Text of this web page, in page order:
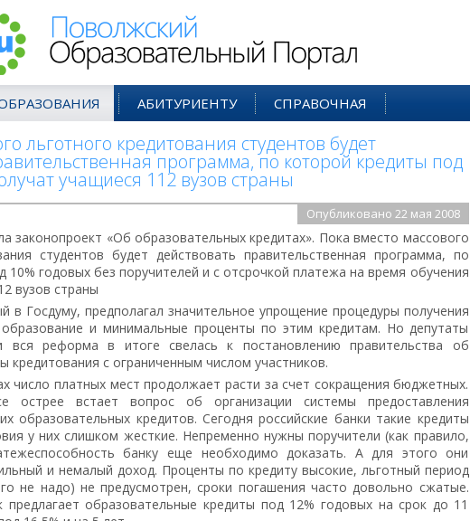
АБИТУРИЕНТУ СПРАВОЧНАЯ
льготного кредитования студентов будет
программа, по которой кредиты под
учащиеся 112 вузов страны
Опубликовано 22 мая 2008
законопроект «Об образовательных кредитах». Пока вместо массового
студентов будет действовать правительственная программа, по
10% годовых без поручителей и с отсрочкой платежа на время обучения
вузов страны
в Госдуму, предполагал значительное упрощение процедуры получения
и минимальные проценты по этим кредитам. Но депутаты
вся реформа в итоге свелась к постановлению правительства об
кредитования с ограниченным числом участников.
число платных мест продолжает расти за счет сокращения бюджетных.
острее встает вопрос об организации системы предоставления
образовательных кредитов. Сегодня российские банки такие кредиты
у них слишком жесткие. Непременно нужны поручители (как правило,
банку еще необходимо доказать. А для этого они
и немалый доход. Проценты по кредиту высокие, льготный период
не надо) не предусмотрен, сроки погашения часто довольно сжатые.
предлагает образовательные кредиты под 12% годовых на срок до 11